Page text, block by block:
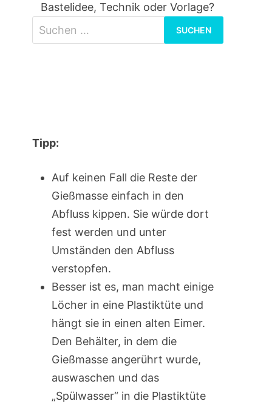
Bastelidee, Technik oder Vorlage?
nach:
Tipp:
Auf keinen Fall die Reste der
Gießmasse einfach in den
Abfluss kippen. Sie würde dort
fest werden und unter
Umständen den Abfluss
verstopfen.
Besser ist es, man macht einige
Löcher in eine Plastiktüte und
hängt sie in einen alten Eimer.
Den Behälter, in dem die
Gießmasse angerührt wurde,
auswaschen und das
„Spülwasser“ in die Plastiktüte